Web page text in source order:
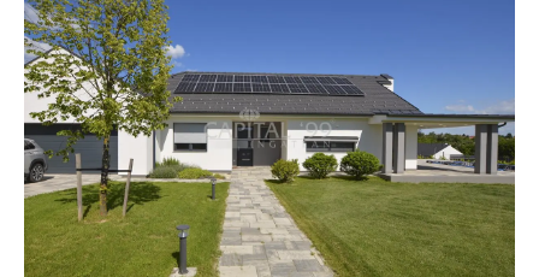
en waterleidingsystemen. Internet, kabel-tv,
schotelantenne, alarmsysteem, sauna en zwembad zijn
beschikbaar.
Verwarmingssysteem: lucht-warmtepomp,
vloerverwarming.
Kunststof ramen met 3-laags isolatieglas, voorzien van
rolluiken.
Vloercoatings: laminaatparket, tegels.
Het perceel is omheind.